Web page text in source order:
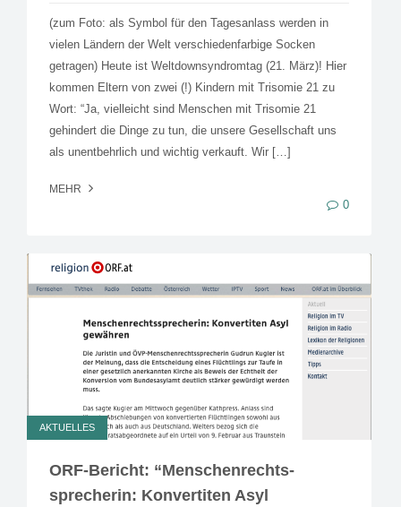
(zum Foto: als Symbol für den Tagesanlass werden in
vielen Ländern der Welt verschiedenfarbige Socken
getragen) Heute ist Weltdownsyndromtag (21. März)! Hier
kommen Eltern von zwei (!) Kindern mit Trisomie 21 zu
Wort: “Ja, vielleicht sind Menschen mit Trisomie 21
gehindert die Dinge zu tun, die unsere Gesellschaft uns
als unentbehrlich und wichtig verkauft. Wir […]
MEHR
0
AKTUELLES
ORF-Bericht: “Menschenrechts-
sprecherin: Konvertiten Asyl